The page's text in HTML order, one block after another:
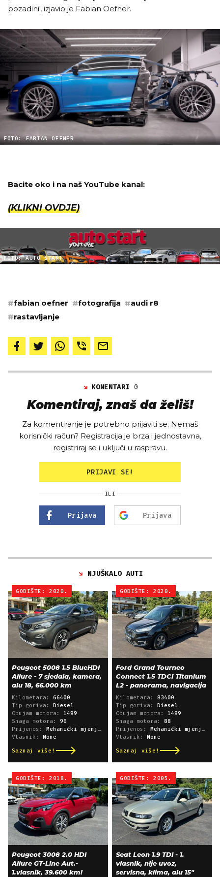
pozadini', izjavio je Fabian Oefner.
FOTO: FABIAN OEFNER
Bacite oko i na naš YouTube kanal:
(KLIKNI OVDJE)
FOTO: AUTO START
#fabian oefner #fotografija #audi r8
#rastavljanje
KOMENTARI0
Komentiraj, znaš da želiš!
Za komentiranje je potrebno prijaviti se. Nemaš
korisnički račun? Registracija je brza i jednostavna,
registriraj se i uključi u raspravu.
PRIJAVI SE!
ILI
Prijava Prijava
NJUŠKALO AUTI
GODIŠTE: 2020.
Peugeot 5008 1.5 BlueHDI
Allure - 7 sjedala, kamera,
alu 18, 66.000 km
Kilometara: 66400
Tip goriva:
Diesel
Obujam motora: 1499
Snaga motora: 96
Prijenos:
Mehanički mjenjač
Vlasnik:
None
Saznaj više!
GODIŠTE: 2020.
Ford Grand Tourneo
Connect 1.5 TDCi Titanium
L2 - panorama, navigacija
Kilometara: 83400
Tip goriva:
Diesel
Obujam motora: 1499
Snaga motora: 88
Prijenos:
Mehanički mjenjač
Vlasnik:
None
Saznaj više!
GODIŠTE: 2018.
Peugeot 3008 2.0 HDI
Allure GT-Line Aut.-
1.vlasnik, 39.600 km!
GODIŠTE: 2005.
Seat Leon 1.9 TDI - 1.
vlasnik, nije uvoz,
servisna, klima, alu 15"